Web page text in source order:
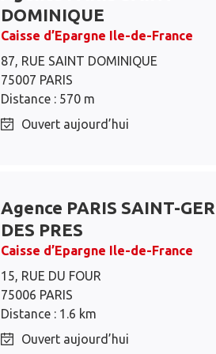
DOMINIQUE
Caisse d’Epargne Ile-de-France
87, RUE SAINT DOMINIQUE
75007 PARIS
Distance : 570 m
Ouvert aujourd’hui
Agence PARIS SAINT-
DES PRES
Caisse d’Epargne Ile-de-France
15, RUE DU FOUR
75006 PARIS
Distance : 1.6 km
Ouvert aujourd’hui